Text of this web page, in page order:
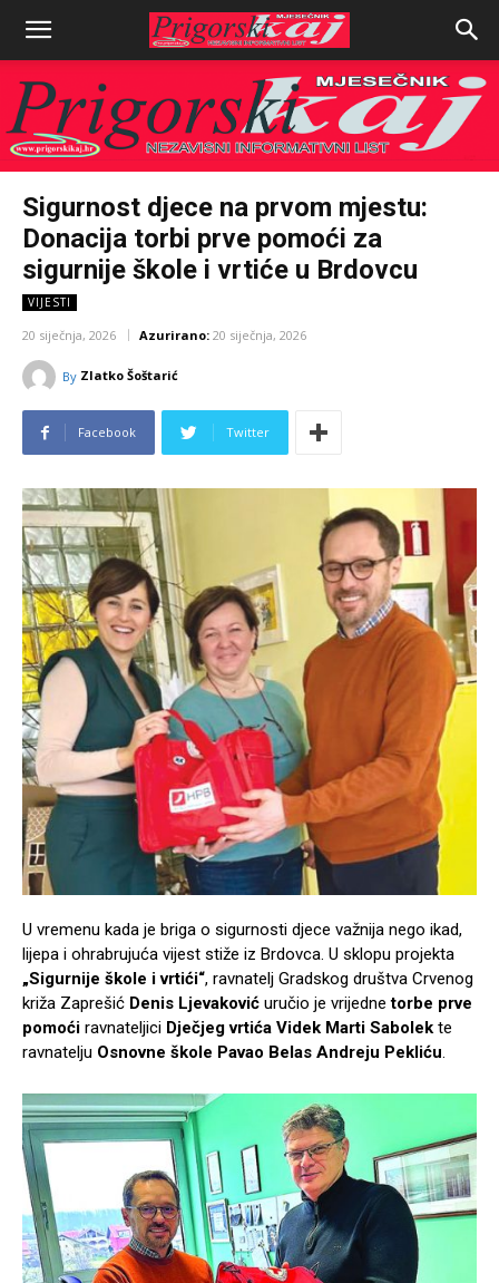
Sigurnost djece na prvom mjestu:
Donacija torbi prve pomoći za
sigurnije škole i vrtiće u Brdovcu
VIJESTI
20 siječnja, 2026 Azurirano: 20 siječnja, 2026
By Zlatko Šoštarić
Facebook Twitter
U vremenu kada je briga o sigurnosti djece važnija nego ikad,
lijepa i ohrabrujuća vijest stiže iz Brdovca. U sklopu projekta
„Sigurnije škole i vrtići“, ravnatelj Gradskog društva Crvenog
križa Zaprešić Denis Ljevaković uručio je vrijednetorbe prve
pomoći ravnateljici Dječjeg vrtića Videk Marti Sabolek te
ravnatelju Osnovne škole Pavao Belas Andreju Pekliću.